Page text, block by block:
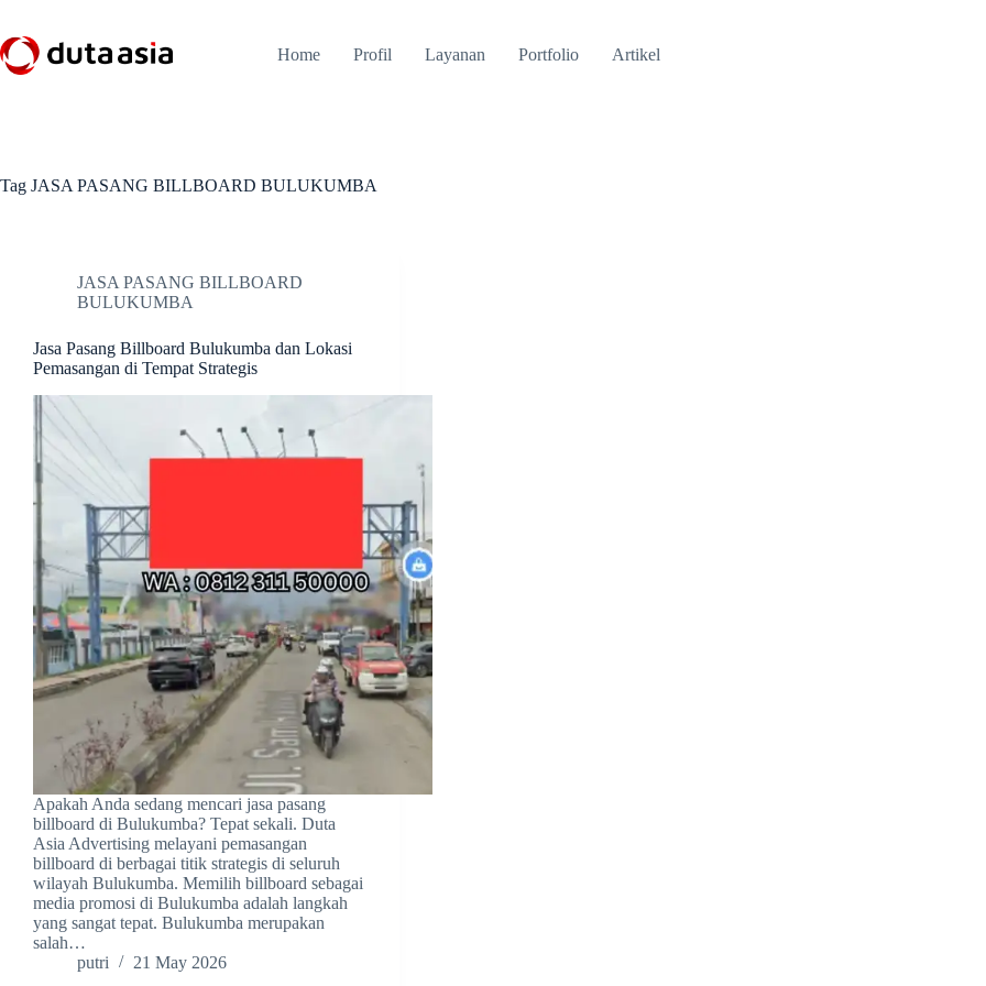
content
Home Profil Layanan Portfolio Artikel
Tag JASA PASANG BILLBOARD BULUKUMBA
JASA PASANG BILLBOARD
BULUKUMBA
Jasa Pasang Billboard Bulukumba dan Lokasi
Pemasangan di Tempat Strategis
Apakah Anda sedang mencari jasa pasang
billboard di Bulukumba? Tepat sekali. Duta
Asia Advertising melayani pemasangan
billboard di berbagai titik strategis di seluruh
wilayah Bulukumba. Memilih billboard sebagai
media promosi di Bulukumba adalah langkah
yang sangat tepat. Bulukumba merupakan
salah…
putri
21 May 2026